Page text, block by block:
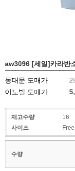
aw3096 [세일]카라반
동대문 도매가
이노빌 도매가
재고수량
16
사이즈
수량